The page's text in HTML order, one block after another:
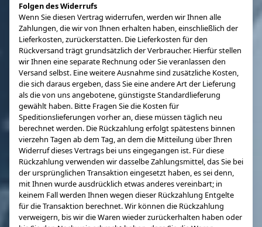
Folgen des Widerrufs
Wenn Sie diesen Vertrag widerrufen, werden wir Ihnen alle
Zahlungen, die wir von Ihnen erhalten haben, einschließlich der
Lieferkosten, zurückerstatten. Die Lieferkosten für den
Rückversand trägt grundsätzlich der Verbraucher. Hierfür stellen
wir Ihnen eine separate Rechnung oder Sie veranlassen den
Versand selbst. Eine weitere Ausnahme sind zusätzliche Kosten,
die sich daraus ergeben, dass Sie eine andere Art der Lieferung
als die von uns angebotene, günstigste Standardlieferung
gewählt haben. Bitte Fragen Sie die Kosten für
Speditionslieferungen vorher an, diese müssen täglich neu
berechnet werden. Die Rückzahlung erfolgt spätestens binnen
vierzehn Tagen ab dem Tag, an dem die Mitteilung über Ihren
Widerruf dieses Vertrags bei uns eingegangen ist. Für diese
Rückzahlung verwenden wir dasselbe Zahlungsmittel, das Sie bei
der ursprünglichen Transaktion eingesetzt haben, es sei denn,
mit Ihnen wurde ausdrücklich etwas anderes vereinbart; in
keinem Fall werden Ihnen wegen dieser Rückzahlung Entgelte
für die Transaktion berechnet. Wir können die Rückzahlung
verweigern, bis wir die Waren wieder zurückerhalten haben oder